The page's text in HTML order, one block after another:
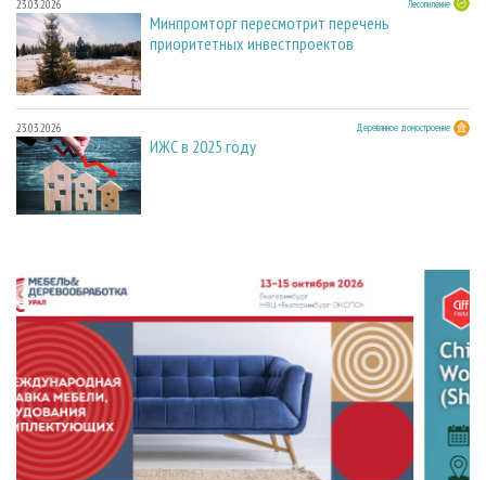
23.03.2026 Лесопиление
Минпромторг пересмотрит перечень
приоритетных инвестпроектов
23.03.2026 Деревянное домостроение
ИЖС в 2025 году